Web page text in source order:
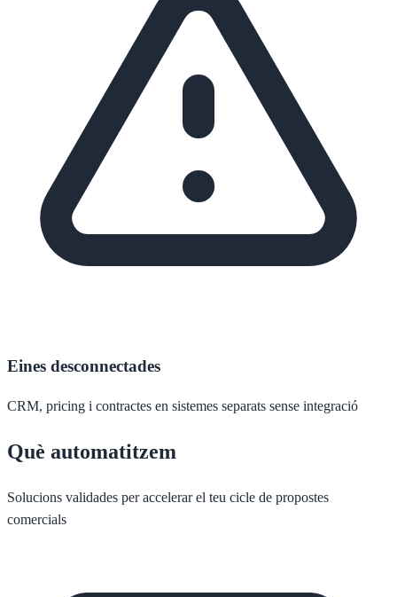
Eines desconnectades
CRM, pricing i contractes en sistemes separats sense integració
Què automatitzem
Solucions validades per accelerar el teu cicle de propostes
comercials